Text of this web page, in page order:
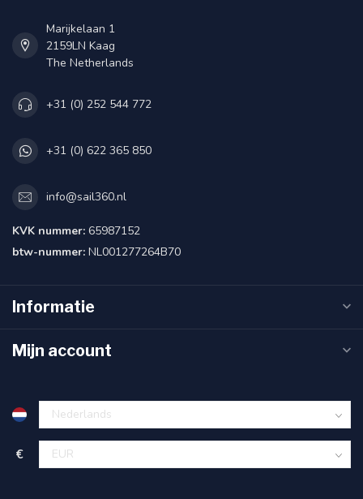
Marijkelaan 1
2159LN Kaag
The Netherlands
+31 (0) 252 544 772
+31 (0) 622 365 850
info@sail360.nl
KVK nummer: 65987152
btw-nummer: NL001277264B70
Informatie
Mijn account
€